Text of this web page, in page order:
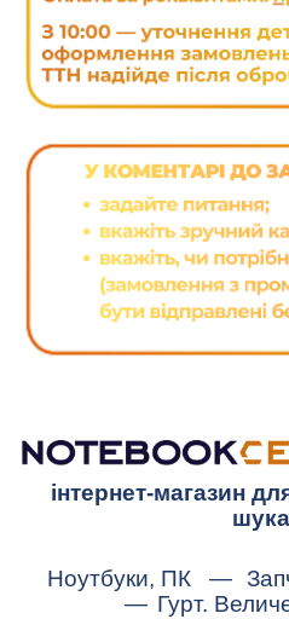
інтернет-магазин
Ноутбуки, ПК —
— Гурт.